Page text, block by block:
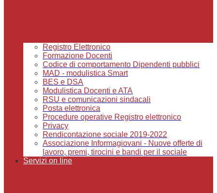
Registro Elettronico
Formazione Docenti
Codice di comportamento Dipendenti pubblici
MAD - modulistica Smart
BES e DSA
Modulistica Docenti e ATA
RSU e comunicazioni sindacali
Posta elettronica
Procedure operative Registro elettronico
Privacy
Rendicontazione sociale 2019-2022
Associazione Informagiovani - Nuove offerte di
lavoro, premi, tirocini e bandi per il sociale
Servizi on line